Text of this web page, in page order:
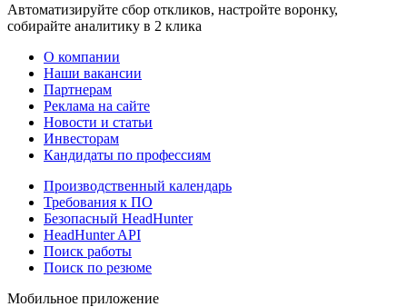
Автоматизируйте сбор откликов, настройте воронку,
собирайте аналитику в 2 клика
О компании
Наши вакансии
Партнерам
Реклама на сайте
Новости и статьи
Инвесторам
Кандидаты по профессиям
Производственный календарь
Требования к ПО
Безопасный HeadHunter
HeadHunter API
Поиск работы
Поиск по резюме
Мобильное приложение